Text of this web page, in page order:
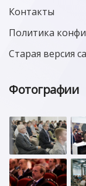
Контакты
Политика
Старая версия
Фотографии